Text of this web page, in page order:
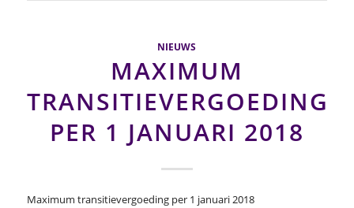
NIEUWS
MAXIMUM
TRANSITIEVERGOEDING
PER 1 JANUARI 2018
Maximum transitievergoeding per 1 januari 2018